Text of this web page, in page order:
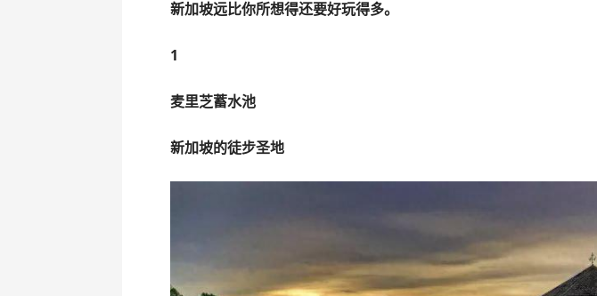
新加坡远比你所想得还要好玩得多。
1
麦里芝蓄水池
新加坡的徒步圣地